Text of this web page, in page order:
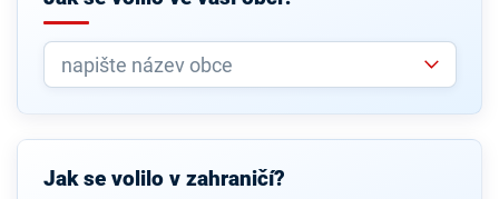
Jak se volilo v zahraničí?